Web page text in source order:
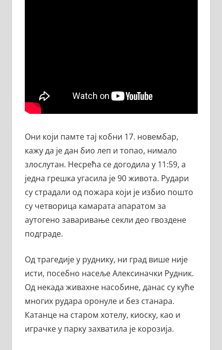
Они који памте тај кобни 17. новембар,
кажу да је дан био леп и топао, нимало
злослутан. Несрећа се догодила у 11:59, а
једна грешка угасила је 90 живота. Рудари
су страдали од пожара који је избио пошто
су четворица камарата апаратом за
аутогено заваривање секли део гвоздене
подграде.
Од трагедије у руднику, ни град више није
исти, посебно насеље Алексиначки Рудник.
Од некада живахне насобине, данас су куће
многих рудара оронуле и без станара.
Катанце на старом хотелу, киоску, као и
играчке у парку захватила је корозија.